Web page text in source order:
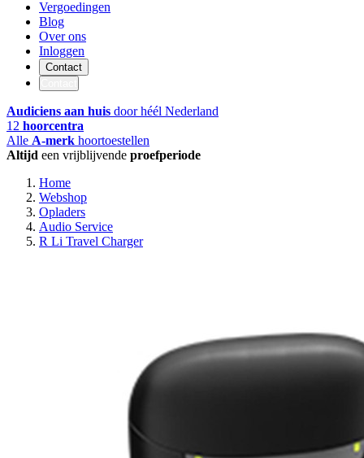
Vergoedingen
Blog
Over ons
Inloggen
Contact
Audiciens aan huis door héél Nederland
12 hoorcentra
Alle A-merk hoortoestellen
Altijd een vrijblijvende proefperiode
Home
Webshop
Opladers
Audio Service
R Li Travel Charger